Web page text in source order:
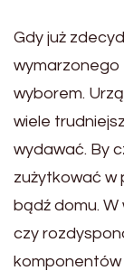
Gdy już
wymarzonego
wyborem.
wiele
wydawać. By
zużytkować w
bądź domu. W
czy